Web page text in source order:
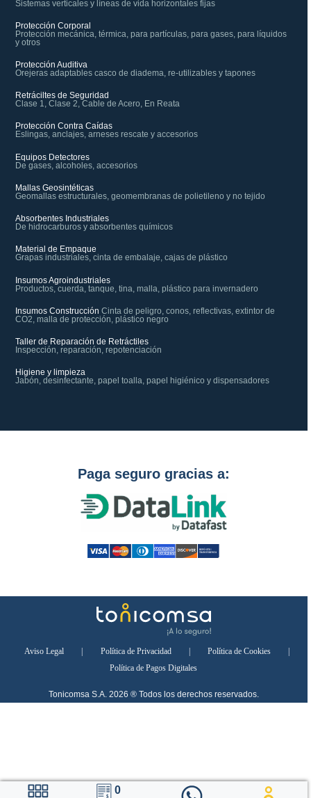
0
Sistemas verticales y líneas de vida horizontales fijas
Protección Corporal
Protección mecánica, térmica, para partículas, para gases, para líquidos
y otros
Protección Auditiva
Orejeras adaptables casco de diadema, re-utilizables y tapones
Retráciltes de Seguridad
Clase 1, Clase 2, Cable de Acero, En Reata
Protección Contra Caídas
Eslingas, anclajes, arneses rescate y accesorios
Equipos Detectores
De gases, alcoholes, accesorios
Mallas Geosintéticas
Geomallas estructurales, geomembranas de polietileno y no tejido
Absorbentes Industriales
De hidrocarburos y absorbentes químicos
Material de Empaque
Grapas industriales, cinta de embalaje, cajas de plástico
Insumos Agroindustriales
Productos, cuerda, tanque, tina, malla, plástico para invernadero
Insumos Construcción Cinta de peligro, conos, reflectivas, extintor de
CO2, malla de protección, plástico negro
Taller de Reparación de Retráctiles
Inspección, reparación, repotenciación
Higiene y limpieza
Jabón, desinfectante, papel toalla, papel higiénico y dispensadores
Paga seguro gracias a:
Aviso Legal Política de Privacidad Política de Cookies
Política de Pagos Digitales
Tonicomsa S.A. 2026 ® Todos los derechos reservados.